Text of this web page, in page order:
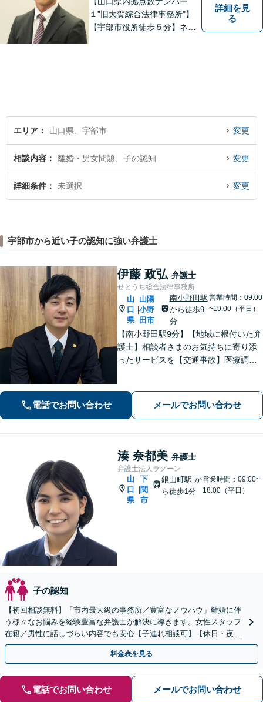
１”旧大賀綜合法律事務所"】
【宇部市役所徒歩５分】ネッ
詳細を見
る
エリア 山口県、宇部市 変更
相談内容 離婚・男女問題、子の認知 変更
詳細条件 未選択 変更
宇部市から近い子の認知に強い弁護士
伊藤 政弘 弁護士
せとうち総合法律事務所
山
口
県
山陽
小野
田市
南小野田駅
から徒歩9
分
営業時間：09:00
~19:00（平日）
【南小野田駅9分】【地域に根付いた弁
護士】相談者さまのお気持ちに寄り添
ったサービスを【交通事故】医療調査
実調査と判例をリサーチし、不公平感
のない相続を実現【WEB面談】
電話でお問い合わせ メールでお問い合わせ
湊 奈都美 弁護士
弁護士法人ラグーン
山
口
県
下
関
市
銀山町駅 か
ら徒歩1分
営業時間：09:00~
18:00（平日）
子の認知
【初回相談無料】「市内最大級の事務所／豊富なノウハウ」離婚に伴
う様々なお悩みを経験豊富な弁護士が解決に導きます。女性スタッフ
在籍／男性に話しづらい内容でも安心【子連れ相談可】【休日・夜間
相談可】
料金表を見る
電話でお問い合わせ メールでお問い合わせ